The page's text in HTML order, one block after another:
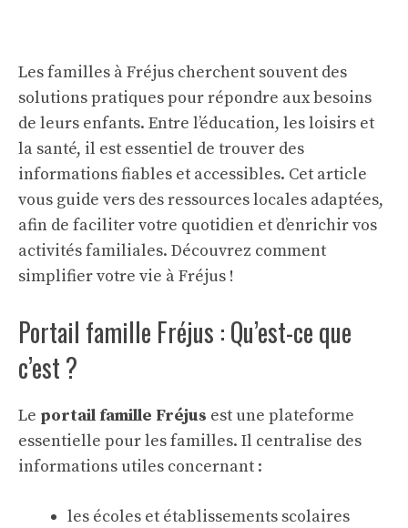
Les familles à Fréjus cherchent souvent des
solutions pratiques pour répondre aux besoins
de leurs enfants. Entre l’éducation, les loisirs et
la santé, il est essentiel de trouver des
informations fiables et accessibles. Cet article
vous guide vers des ressources locales adaptées,
afin de faciliter votre quotidien et d’enrichir vos
activités familiales. Découvrez comment
simplifier votre vie à Fréjus !
Portail famille Fréjus : Qu’est-ce que
c’est ?
Le portail famille Fréjus est une plateforme
essentielle pour les familles. Il centralise des
informations utiles concernant :
les écoles et établissements scolaires